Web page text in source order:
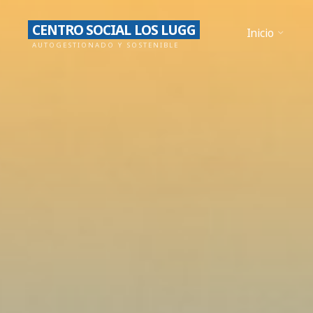
contenido
CENTRO SOCIAL LOS LUGG
AUTOGESTIONADO Y SOSTENIBLE
Inicio